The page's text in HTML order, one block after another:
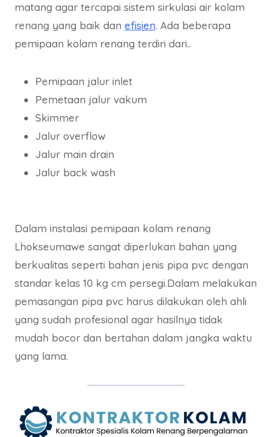
matang agar tercapai sistem sirkulasi air kolam
renang yang baik dan efisien. Ada beberapa
pemipaan kolam renang terdiri dari..
Pemipaan jalur inlet
Pemetaan jalur vakum
Skimmer
Jalur overflow
Jalur main drain
Jalur back wash
Dalam instalasi pemipaan kolam renang
Lhokseumawe sangat diperlukan bahan yang
berkualitas seperti bahan jenis pipa pvc dengan
standar kelas 10 kg cm persegi.Dalam melakukan
pemasangan pipa pvc harus dilakukan oleh ahli
yang sudah profesional agar hasilnya tidak
mudah bocor dan bertahan dalam jangka waktu
yang lama.